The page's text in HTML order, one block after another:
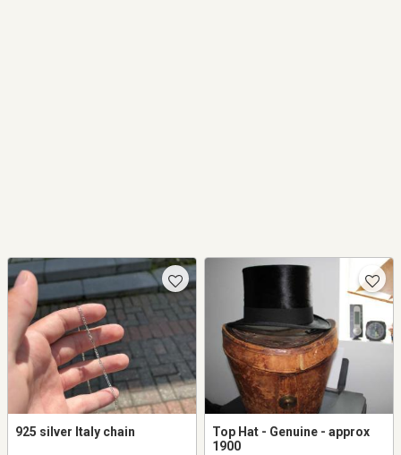
925 silver Italy chain
Top Hat - Genuine - approx
1900